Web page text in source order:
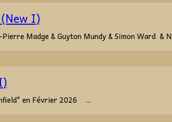
I)
Pierre Madge & Guyton Mundy & Simon Ward
en Février 2026 ...